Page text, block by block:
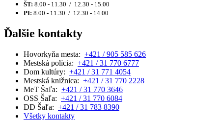
ŠT: 8.00 - 11.30 / 12.30 - 15.00
PI: 8.00 - 11.30 / 12.30 - 14.00
Ďalšie kontakty
Hovorkyňa mesta: +421 / 905 585 626
Mestská polícia: +421 / 31 770 6777
Dom kultúry: +421 / 31 771 4054
Mestská knižnica: +421 / 31 770 2228
MeT Šaľa: +421 / 31 770 3646
OSS Šaľa: +421 / 31 770 6084
DD Šaľa: +421 / 31 783 8390
Všetky kontakty